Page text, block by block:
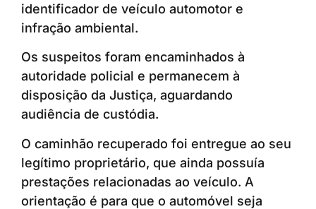
identificador de veículo automotor e
infração ambiental.
Os suspeitos foram encaminhados à
autoridade policial e permanecem à
disposição da Justiça, aguardando
audiência de custódia.
O caminhão recuperado foi entregue ao seu
legítimo proprietário, que ainda possuía
prestações relacionadas ao veículo. A
orientação é para que o automóvel seja